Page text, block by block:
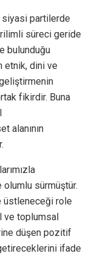
partilerde
süreci geride
bulunduğu
etnik, dini ve
fikirdir. Buna
alanının
olumlu sürmüştür.
üstleneceği role
ve toplumsal
düşen pozitif
ifade